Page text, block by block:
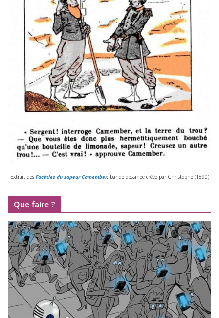
Extrait desFacéties du sapeur Camember, bande des­si­née créée par Christophe (1890)
Que faire ?